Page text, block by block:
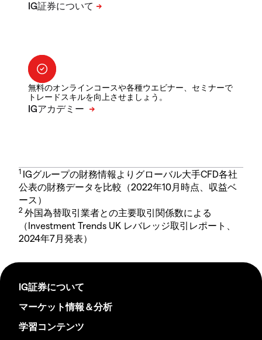
無料のオンラインコースや各種ウエビナー、セミナーで
トレードスキルを向上させましょう。
1 IGグループの財務情報よりグローバル大手CFD各社
公表の財務データを比較（2022年10月時点、収益ベ
ース）
2 外国為替取引業者との主要取引関係数による
（Investment Trends UK レバレッジ取引レポート、
2024年7月発表）
IG証券について
マーケット情報＆分析
学習コンテンツ